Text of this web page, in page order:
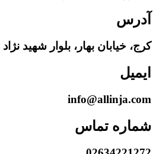
آدرس
کرج، خیابان بهار، بلوار شهید نژاد
ایمیل
info@allinja.com
شماره تماس